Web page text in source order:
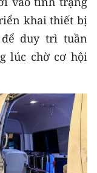
khai thiết bị
duy trì tuần
lúc chờ cơ hội